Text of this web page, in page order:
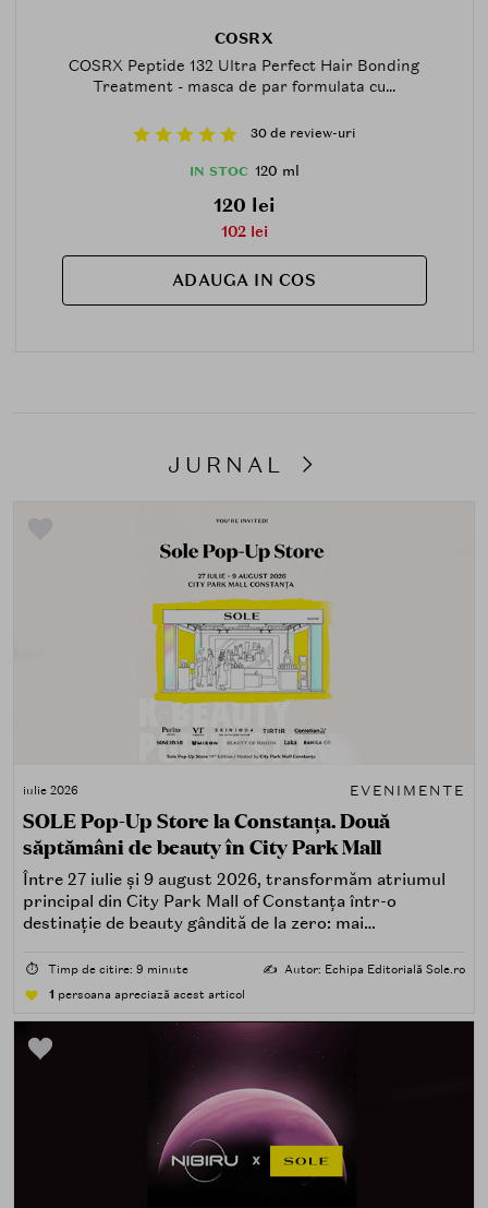
COSRX
COSRX Peptide 132 Ultra Perfect Hair Bonding
Treatment - masca de par formulata cu...
30 de review-uri
IN STOC 120 ml
120 lei
102 lei
ADAUGA IN COS
JURNAL
iulie 2026 EVENIMENTE
SOLE Pop-Up Store la Constanța. Două
săptămâni de beauty în City Park Mall
Între 27 iulie și 9 august 2026, transformăm atriumul
principal din City Park Mall of Constanța într-o
destinație de beauty gândită de la zero: mai
care îți place, de fapt, să descoperi produse — testând,
atingând, comparând, întrebând.
⏱️ Timp de citire: 9 minute ✍️ Autor: Echipa Editorială Sole.ro
1 persoana apreciază acest articol